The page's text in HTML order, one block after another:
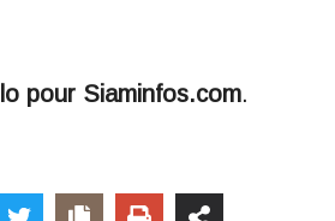
pour Siaminfos.com.